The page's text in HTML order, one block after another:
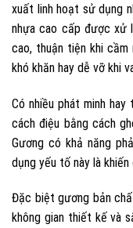
xuất linh hoạt sử dụng
nhựa cao cấp được xử
cao, thuận tiện khi cầm
khó khăn hay dễ vỡ khi
Có nhiều phát minh
cách điệu bằng cách
Gương có khả năng
dụng yếu tố này là
Đặc biệt gương bản
không gian thiết kế và